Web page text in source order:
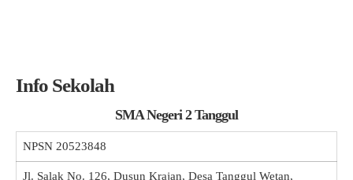
Info Sekolah
SMA Negeri 2 Tanggul
NPSN 20523848
Jl. Salak No. 126, Dusun Krajan, Desa Tanggul Wetan,